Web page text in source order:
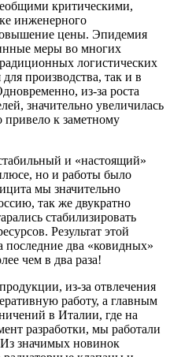
критическими,
инженерного
цены. Эпидемия
меры во многих
логистических
производства, так и в
из-за роста
значительно увеличилась
привело к заметному
и «настоящий»
но и работы было
мы значительно
так же двукратно
стабилизировать
Результат этой
последние два «ковидных»
чем в два раза!
из-за отвлечения
работу, а главным
в Италии, где на
разработки, мы работали
значимых новинок